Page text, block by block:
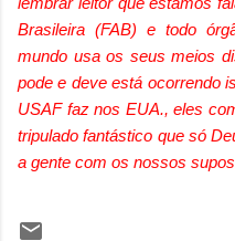
Brasileira (FAB) e todo
mundo usa os seus meios
pode e deve está ocorrendo
USAF faz nos EUA., eles
tripulado fantástico que só
a gente com os nossos